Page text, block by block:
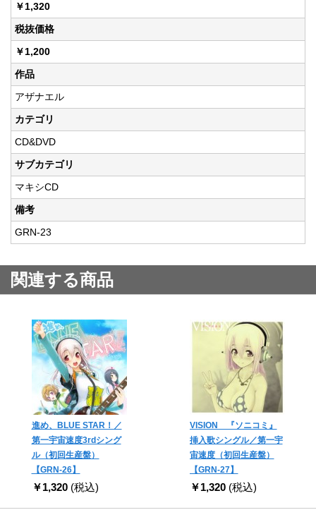
￥1,320
税抜価格
￥1,200
作品
アザナエル
カテゴリ
CD&DVD
サブカテゴリ
マキシCD
備考
GRN-23
関連する商品
進め、BLUE STAR！／
第一宇宙速度3rdシング
ル（初回生産盤）
【GRN-26】
￥1,320 (税込)
VISION 『ソニコミ』
挿入歌シングル／第一宇
宙速度（初回生産盤）
【GRN-27】
￥1,320 (税込)